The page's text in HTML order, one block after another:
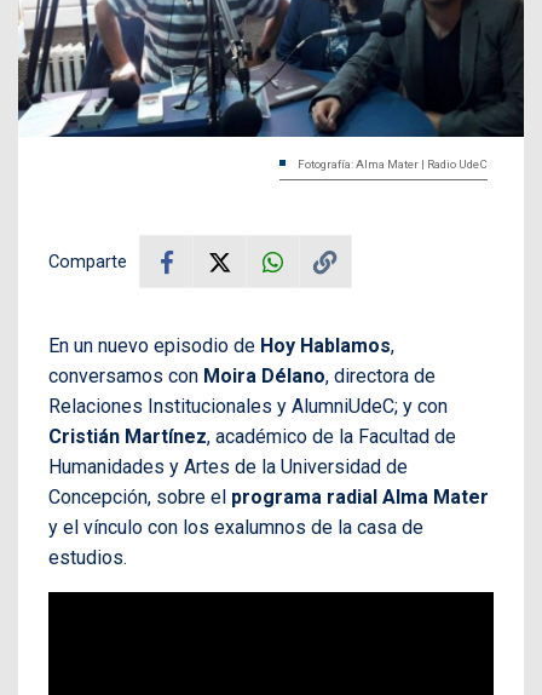
Fotografía: Alma Mater | Radio UdeC
Comparte
En un nuevo episodio de Hoy Hablamos,
conversamos con Moira Délano, directora de
Relaciones Institucionales y AlumniUdeC; y con
Cristián Martínez, académico de la Facultad de
Humanidades y Artes de la Universidad de
Concepción, sobre el programa radial Alma Mater
y el vínculo con los exalumnos de la casa de
estudios.